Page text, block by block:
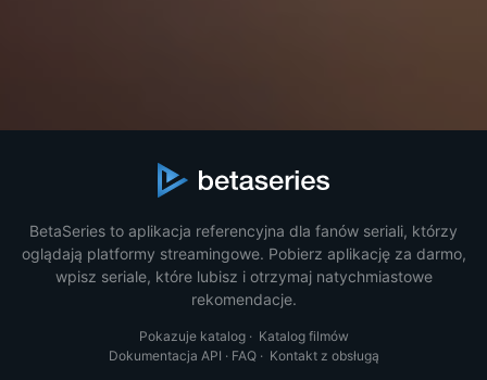
BetaSeries to aplikacja referencyjna dla fanów seriali, którzy
oglądają platformy streamingowe. Pobierz aplikację za darmo,
wpisz seriale, które lubisz i otrzymaj natychmiastowe
rekomendacje.
Pokazuje katalog· Katalog filmów
Dokumentacja API · FAQ· Kontakt z obsługą